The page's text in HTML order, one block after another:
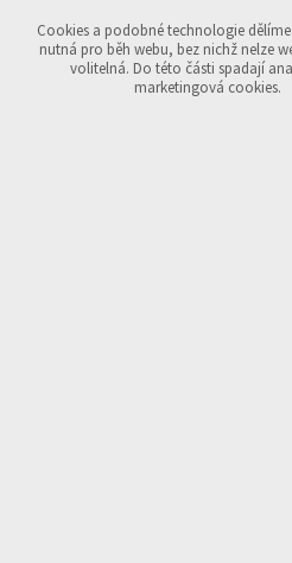
Přijmout všechny cookies
Odmítnout vše
Cookies a podobné technologie
nutná pro běh webu, bez nichž nelze
volitelná. Do této části spadají
marketingová cookies.